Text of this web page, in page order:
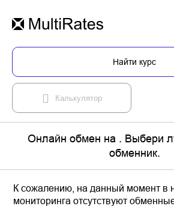
Найти курс
Калькулятор
Онлайн обмен на . Выбери
обменник.
К сожалению, на данный момент в
мониторинга отсутствуют